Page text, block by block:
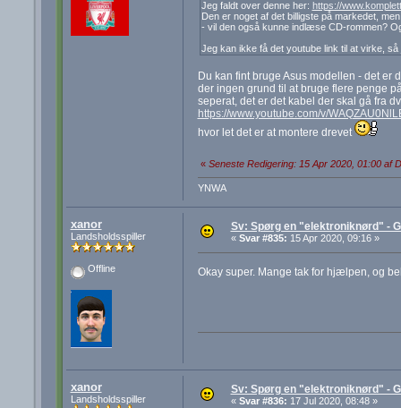
Jeg faldt over denne her: https://
Den er noget af det billigste på markedet,
- vil den også kunne indlæse CD-rommen?
Jeg kan ikke få det youtube link til at virke,
Du kan fint bruge Asus modellen - det er
der ingen grund til at bruge flere penge
seperat, det er det kabel der skal gå fra
https://www.youtube.com/v/
hvor let det er at montere drevet
« Seneste Redigering: 15 Apr 2020, 01:00 af
YNWA
xanor
Landsholdsspiller
Offline
Sv: Spørg en "elektroniknørd" -
« Svar #835: 15 Apr 2020, 09:16 »
Okay super. Mange tak for hjælpen, og
xanor
Landsholdsspiller
Sv: Spørg en "elektroniknørd" -
« Svar #836: 17 Jul 2020, 08:48 »